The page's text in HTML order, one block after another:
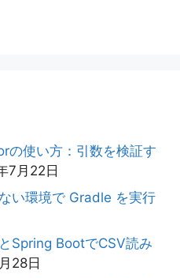
使い方：引数を検証す
7月22日
い環境で Gradle を実行
Spring BootでCSV読み
28日